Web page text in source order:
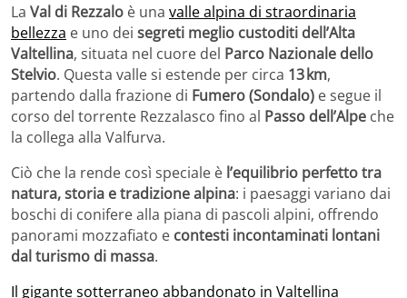
La Val di Rezzalo è una valle alpina di straordinaria
bellezza e uno dei segreti meglio custoditi dell’Alta
Valtellina, situata nel cuore del Parco Nazionale dello
Stelvio. Questa valle si estende per circa 13 km,
partendo dalla frazione di Fumero (Sondalo) e segue il
corso del torrente Rezzalasco fino al Passo dell’Alpe che
la collega alla Valfurva.
Ciò che la rende così speciale è l’equilibrio perfetto tra
natura, storia e tradizione alpina: i paesaggi variano dai
boschi di conifere alla piana di pascoli alpini, offrendo
panorami mozzafiato e contesti incontaminati lontani
dal turismo di massa.
Il gigante sotterraneo abbandonato in Valtellina